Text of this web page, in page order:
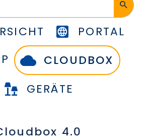
PORTAL
CLOUDBOX
GERÄTE
4.0